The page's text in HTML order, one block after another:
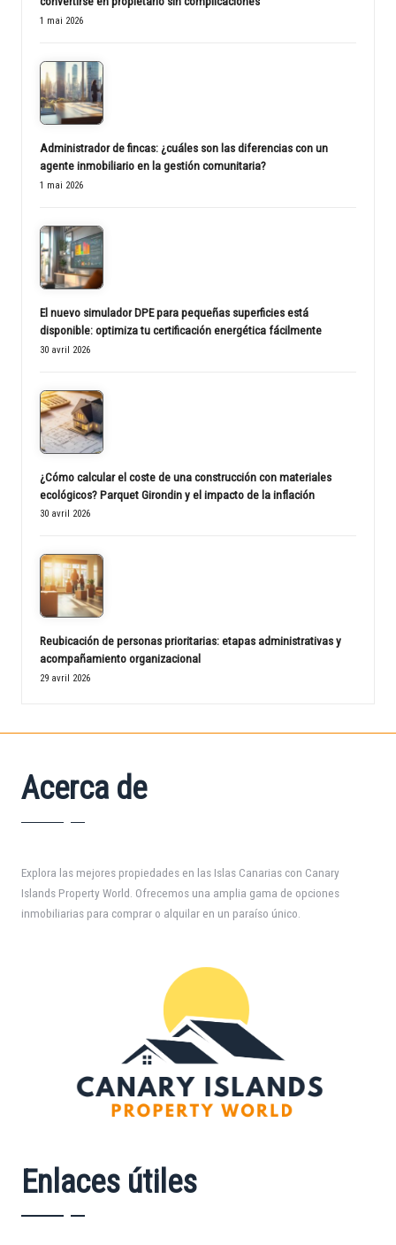
1 mai 2026
Administrador de fincas: ¿cuáles son las diferencias con un
agente inmobiliario en la gestión comunitaria?
1 mai 2026
El nuevo simulador DPE para pequeñas superficies está
disponible: optimiza tu certificación energética fácilmente
30 avril 2026
¿Cómo calcular el coste de una construcción con materiales
ecológicos? Parquet Girondin y el impacto de la inflación
30 avril 2026
Reubicación de personas prioritarias: etapas administrativas y
acompañamiento organizacional
29 avril 2026
Acerca de
Explora las mejores propiedades en las Islas Canarias con Canary
Islands Property World. Ofrecemos una amplia gama de opciones
inmobiliarias para comprar o alquilar en un paraíso único.
Enlaces útiles